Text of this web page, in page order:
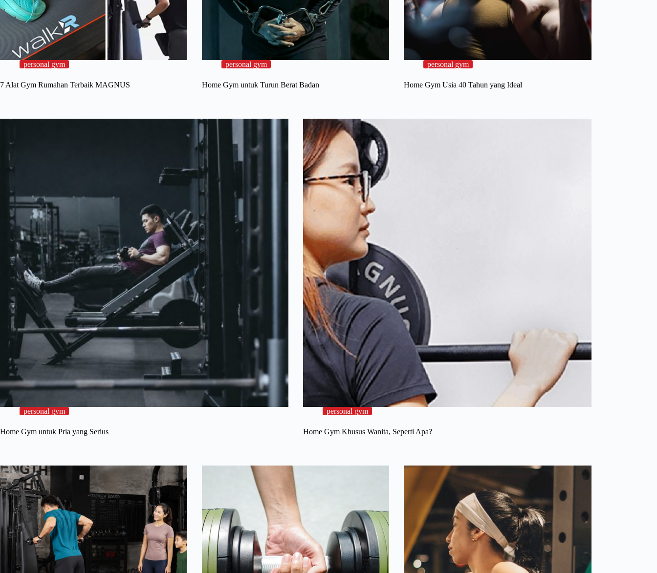
personal gym
7 Alat Gym Rumahan Terbaik MAGNUS
personal gym
Home Gym untuk Turun Berat Badan
personal gym
Home Gym Usia 40 Tahun yang Ideal
personal gym
Home Gym untuk Pria yang Serius
personal gym
Home Gym Khusus Wanita, Seperti Apa?